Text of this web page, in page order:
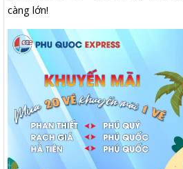
càng lớn!